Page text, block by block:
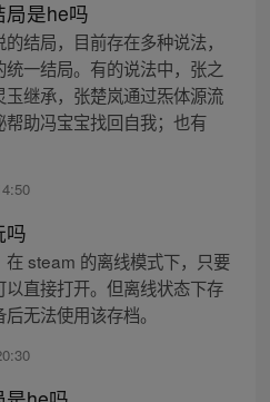
是he吗
结局，目前存在多种说法，
一结局。有的说法中，张之
继承，张楚岚通过炁体源流
助冯宝宝找回自我；也有
吗
steam 的离线模式下，只要
直接打开。但离线状态下存
无法使用该存档。